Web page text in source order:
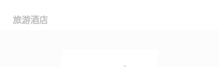
旅游酒店